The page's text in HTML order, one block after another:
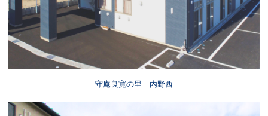
守庵良寛の里 内野西